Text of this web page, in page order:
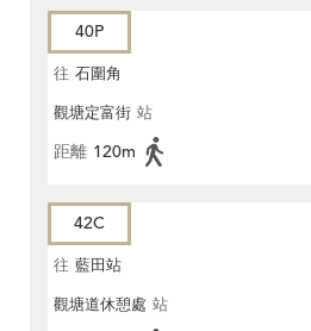
40P
往 石圍角
觀塘定富街 站
距離 120m
42C
往 藍田站
觀塘道休憩處 站